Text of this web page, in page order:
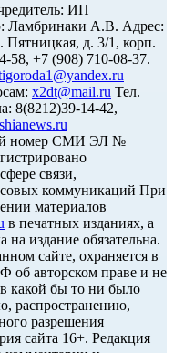
ИП
Ламбринаки А.В. Адрес:
Пятницкая, д. 3/1, корп.
58, +7 (908) 710-08-37.
x2dt@mail.ru Тел.
8(8212)39-14-42,
номер СМИ ЭЛ №
связи,
коммуникаций При
материалов
в печатных изданиях, а
издание обязательна.
сайте, охраняется в
об авторском праве и не
какой бы то ни было
распространению,
разрешения
сайта 16+. Редакция